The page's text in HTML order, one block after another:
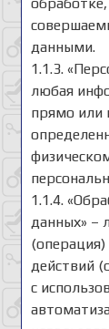
данными.
1.1.3.
любая
прямо или
1.1.4.
данных» –
(операция)
действий
с